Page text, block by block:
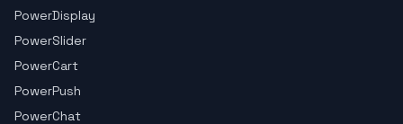
PowerDisplay
PowerSlider
PowerCart
PowerPush
PowerChat